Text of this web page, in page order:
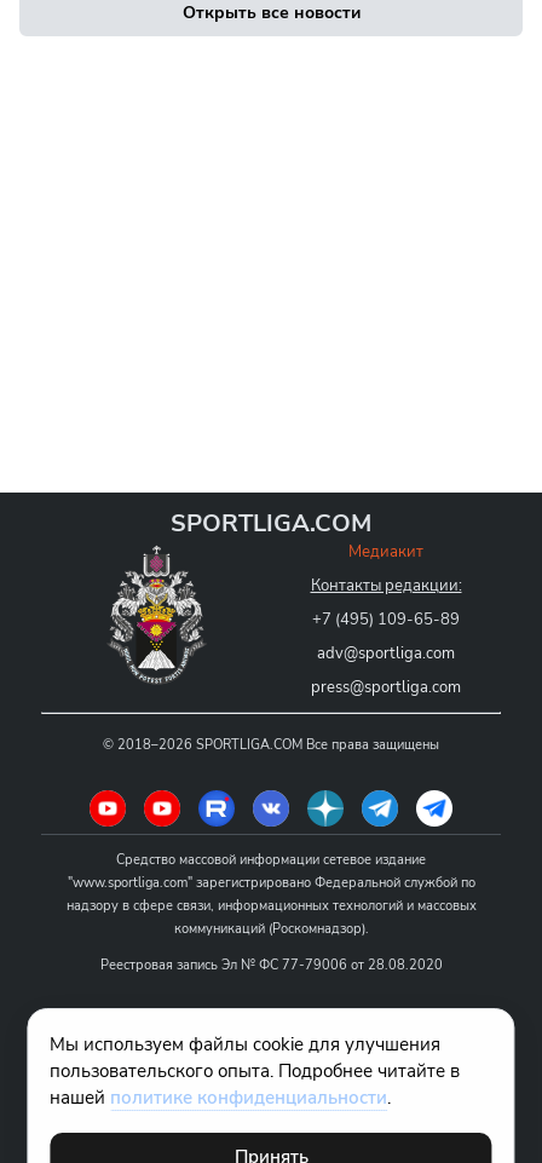
Открыть все новости
SPORTLIGA.COM
Медиакит
Контакты редакции:
+7 (495) 109-65-89
adv@sportliga.com
press@sportliga.com
© 2018–2026 SPORTLIGA.COM Все права защищены
Средство массовой информации сетевое издание
"www.sportliga.com" зарегистрировано Федеральной службой по
надзору в сфере связи, информационных технологий и массовых
коммуникаций (Роскомнадзор).
Реестровая запись Эл № ФС 77-79006 от 28.08.2020
Название - www.sportliga.com
Учредитель СМИ сетевого издания "www.sportliga.com": ИП Чамин
О.Н.
Главный редактор СМИ сетевого издания "www.sportliga.com":
Хаимов Д.И.
Мы используем файлы cookie для улучшения
пользовательского опыта. Подробнее читайте в
нашей политике конфиденциальности.
Принять